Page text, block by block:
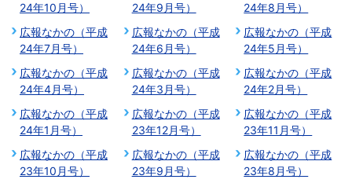
24年10月号）
24年9月号）
24年8月号）
広報なかの（平成
24年7月号）
広報なかの（平成
24年6月号）
広報なかの（平成
24年5月号）
広報なかの（平成
24年4月号）
広報なかの（平成
24年3月号）
広報なかの（平成
24年2月号）
広報なかの（平成
24年1月号）
広報なかの（平成
23年12月号）
広報なかの（平成
23年11月号）
広報なかの（平成
23年10月号）
広報なかの（平成
23年9月号）
広報なかの（平成
23年8月号）